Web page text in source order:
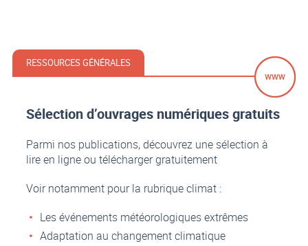
RESSOURCES GÉNÉRALES
Sélection d’ouvrages numériques gratuits
Parmi nos publications, découvrez une sélection à
lire en ligne ou télécharger gratuitement
Voir notamment pour la rubrique climat :
Les événements météorologiques extrêmes
Adaptation au changement climatique